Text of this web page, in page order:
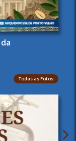
Todas as Fotos